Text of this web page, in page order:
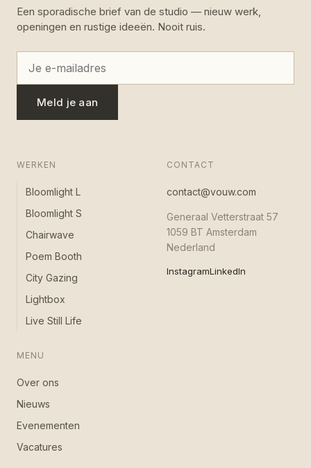
Een sporadische brief van de studio — nieuw werk,
openingen en rustige ideeën. Nooit ruis.
Meld je aan
WERKEN
Bloomlight L
Bloomlight S
Chairwave
Poem Booth
City Gazing
Lightbox
Live Still Life
MENU
Over ons
Nieuws
Evenementen
Vacatures
CONTACT
contact@vouw.com
Generaal Vetterstraat 57
1059 BT Amsterdam
Nederland
InstagramLinkedIn